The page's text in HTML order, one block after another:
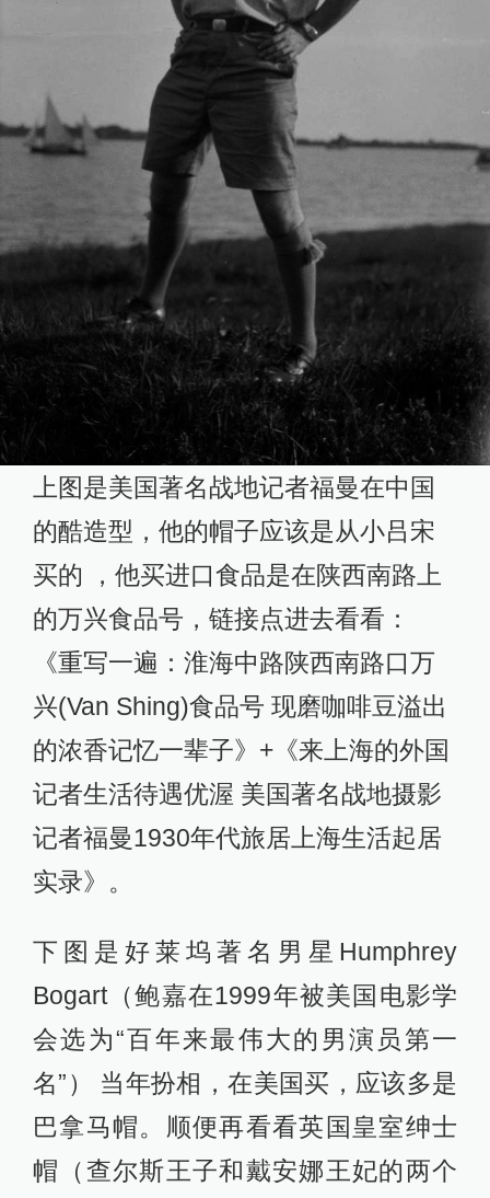
上图是美国著名战地记者福曼在中国
的酷造型，他的帽子应该是从小吕宋
买的 ，他买进口食品是在陕西南路上
的万兴食品号，链接点进去看看：
《重写一遍：淮海中路陕西南路口万
兴(Van Shing)食品号 现磨咖啡豆溢出
的浓香记忆一辈子》+《来上海的外国
记者生活待遇优渥 美国著名战地摄影
记者福曼1930年代旅居上海生活起居
实录》。
下图是好莱坞著名男星Humphrey
Bogart（鲍嘉在1999年被美国电影学
会选为“百年来最伟大的男演员第一
名”） 当年扮相，在美国买，应该多是
巴拿马帽。顺便再看看英国皇室绅士
帽（查尔斯王子和戴安娜王妃的两个